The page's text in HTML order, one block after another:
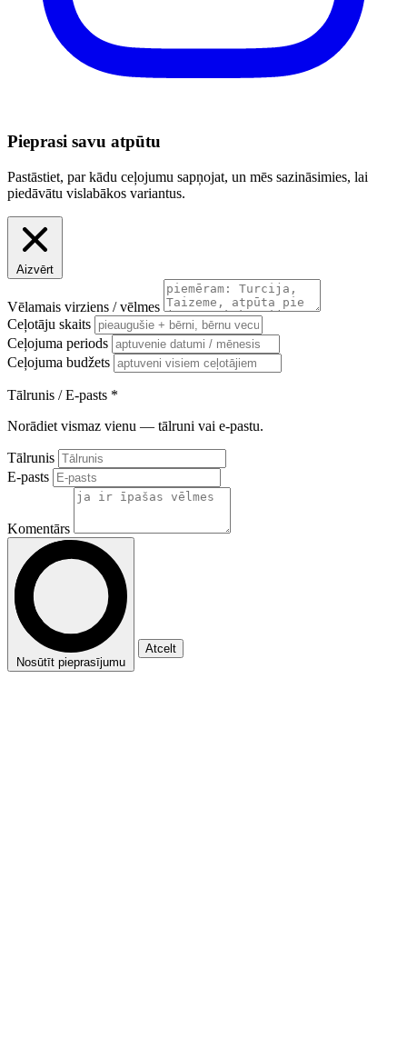
Pieprasi savu atpūtu
Pastāstiet, par kādu ceļojumu sapņojat, un mēs sazināsimies, lai
piedāvātu vislabākos variantus.
Aizvērt
Vēlamais virziens / vēlmes
Ceļotāju skaits
Ceļojuma periods
Ceļojuma budžets
Tālrunis / E-pasts *
Norādiet vismaz vienu — tālruni vai e-pastu.
Tālrunis
E-pasts
Komentārs
Nosūtīt pieprasījumu
Atcelt